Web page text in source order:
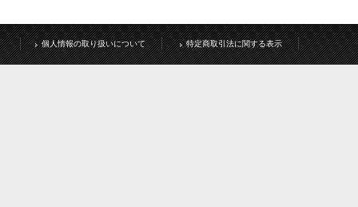
個人情報の取り扱いについて 特定商取引法に関する表示